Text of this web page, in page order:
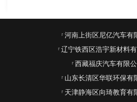
河南上街区尼亿汽车有
辽宁铁西区浩宇新材料有
西藏福庆汽车有限公
山东长清区华联环保有
天津静海区向琦教育有